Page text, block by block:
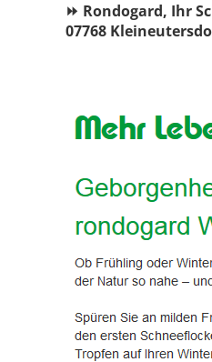
⏩ Rondogard, Ihr
07768